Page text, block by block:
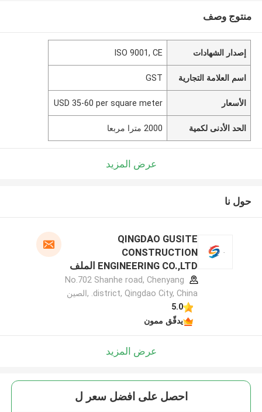
منتوج وصف
إصدار الشهادات ISO 9001, CE
اسم العلامة التجارية GST
الأسعار USD 35-60 per square meter
الحد الأدنى لكمية 2000 مترا مربعا
عرض المزيد
حول نا
QINGDAO GUSITE
CONSTRUCTION
ENGINEERING CO.,LTD الملف
الشركة المصنعة
No.702 Shanhe road, Chenyang
district, Qingdao City, China. ,الصين
5.0
يدقّق ممون
عرض المزيد
احصل على افضل سعر ل